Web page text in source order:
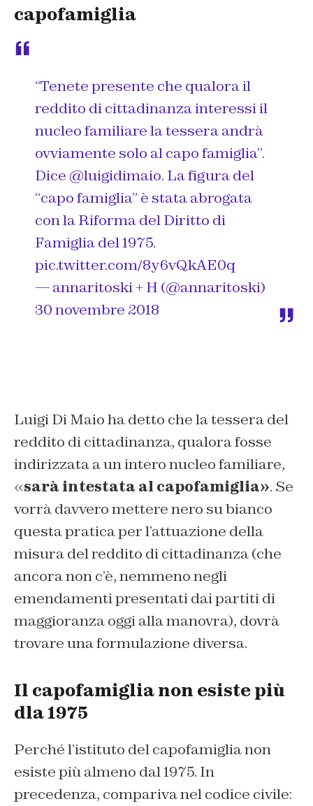
capofamiglia
“Tenete presente che qualora il
reddito di cittadinanza interessi il
nucleo familiare la tessera andrà
ovviamente solo al capo famiglia”.
Dice @luigidimaio. La figura del
“capo famiglia” è stata abrogata
con la Riforma del Diritto di
Famiglia del 1975.
pic.twitter.com/8y6vQkAE0q
— annaritoski + H (@annaritoski)
30 novembre 2018
Luigi Di Maio ha detto che la tessera del
reddito di cittadinanza, qualora fosse
indirizzata a un intero nucleo familiare,
«sarà intestata al capofamiglia». Se
vorrà davvero mettere nero su bianco
questa pratica per l’attuazione della
misura del reddito di cittadinanza (che
ancora non c’è, nemmeno negli
emendamenti presentati dai partiti di
maggioranza oggi alla manovra), dovrà
trovare una formulazione diversa.
Il capofamiglia non esiste più
dla 1975
Perché l’istituto del capofamiglia non
esiste più almeno dal 1975. In
precedenza, compariva nel codice civile: